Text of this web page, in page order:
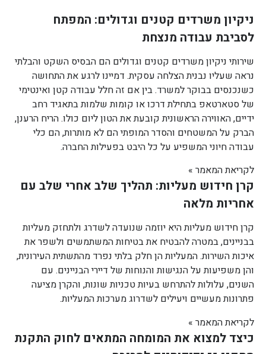
ניקיון משרדים קטנים וגדולים: המפתח
לסביבת עבודה מנצחת
שירותי ניקיון משרדים קטנים וגדולים הם הבסיס השקט והבלתי
נראה שעליו נבנית הצלחה עסקית. דמיינו לרגע את התחושה
כשנכנסים בבוקר למשרד. בין אם זה חלל עבודה קטן ואינטימי
של סטארטאפ בתחילת דרכו או קומות שלמות בתאגיד רחב
ידיים, האווירה הראשונית קובעת את הטון ליום כולו. הריח הרענן,
הברק על המשטחים והסדר המופתי הם לא מותרות, הם כלי
עבודה חיוני המשפיע על כל היבט בפעילות החברה.
לקריאת המאמר »
קרן חידוש מעליות: תהליך שלב אחרי שלב עם
אחריות מלאה
קרן חידוש מעליות היא יוזמה שנועדה לשדרג ולתחזק מעליות
בבניינים, במטרה להבטיח את בטיחות המשתמשים ולשפר את
איכות השירות. המעליות הן חלק בלתי נפרד מהתשתית העירונית,
והן משפיעות על הנגישות והנוחות של דיירי הבניינים. עם
השנים, עלולות להתרחש בעיות טכניות שונות, והקרן מציעה
פתרונות מעשיים ויעילים לשדרוג מערכות המעליות.
לקריאת המאמר »
כיצד למצוא את המומחה המתאים לחוק התקנת